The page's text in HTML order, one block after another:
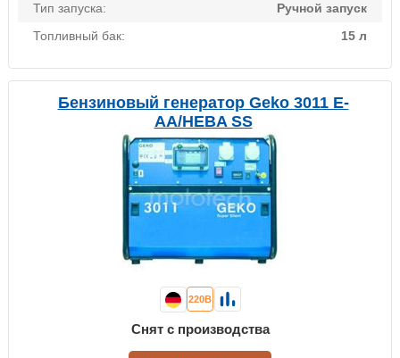
Тип запуска:
Ручной запуск
Топливный бак:
15 л
Бензиновый генератор Geko 3011 E-
AА/HEBA SS
220В
Снят с производства